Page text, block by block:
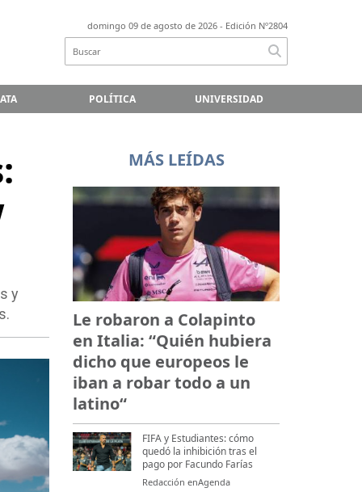
domingo 09 de agosto de 2026 - Edición Nº2804
POLÍTICA UNIVERSIDAD
y
MÁS LEÍDAS
Le robaron a Colapinto
en Italia: “Quién hubiera
dicho que europeos le
iban a robar todo a un
latino“
FIFA y Estudiantes: cómo
quedó la inhibición tras el
pago por Facundo Farías
Redacción enAgenda